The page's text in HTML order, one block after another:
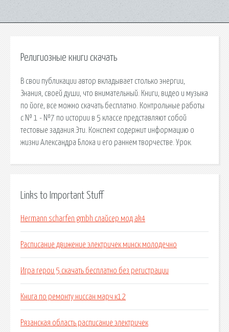
Религиозные книги скачать
В свои публикации автор вкладывает столько энергии,
Знания, своей души, что внимательный. Книги, видео и музыка
по йоге, все можно скачать бесплатно. Контрольные работы
с № 1 - №7 по истории в 5 классе представляют собой
тестовые задания.Эти. Конспект содержит информацию о
жизни Александра Блока и его раннем творчестве. Урок.
Links to Important Stuff
Hermann scharfen gmbh слайсер мод аk4
Расписание движение электричек минск молодечно
Игра герои 5 скачать бесплатно без регистрации
Книга по ремонту ниссан марч к12
Рязанская область расписание электричек